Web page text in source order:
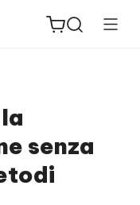
senza